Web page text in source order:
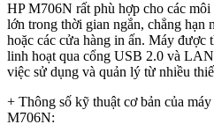
HP M706N rất phù hợp cho các
lớn trong thời gian ngắn, chẳng hạn
hoặc các cửa hàng in ấn. Máy được
linh hoạt qua cổng USB 2.0 và
việc sử dụng và quản lý từ nhiều
+ Thông số kỹ thuật cơ bản của
M706N: